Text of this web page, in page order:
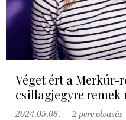
Véget ért a Merkúr-
csillagjegyre remek
2024.05.08. 2 perc olvasás